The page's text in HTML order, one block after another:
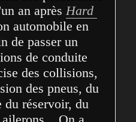
an après Hard
automobile en
de passer un
de conduite
des collisions,
des pneus, du
du réservoir, du